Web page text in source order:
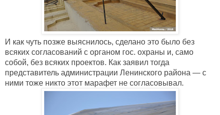
И как чуть позже выяснилось, сделано это было без
всяких согласований с органом гос. охраны и, само
собой, без всяких проектов. Как заявил тогда
представитель администрации Ленинского района — с
ними тоже никто этот марафет не согласовывал.